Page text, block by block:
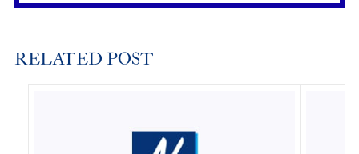
RELATED POST